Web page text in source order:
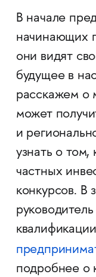
В начале
начинающих
они видят
будущее в
расскажем о
может
и
узнать о том,
частных
конкурсов. В
квалификации
подробнее о